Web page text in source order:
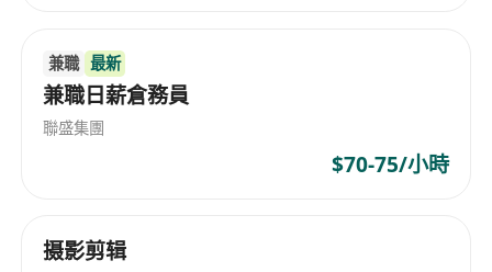
兼職 最新
兼職日薪倉務員
聯盛集團
$70-75/小時
摄影剪辑